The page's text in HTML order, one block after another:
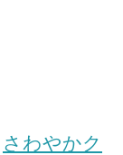
さわやかク